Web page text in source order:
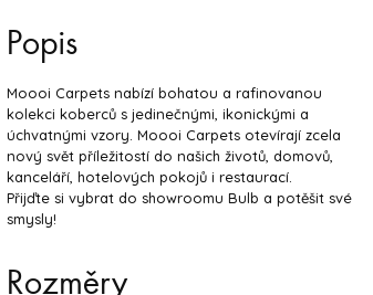
Popis
Moooi Carpets nabízí bohatou a rafinovanou
kolekci koberců s jedinečnými, ikonickými a
úchvatnými vzory. Moooi Carpets otevírají zcela
nový svět příležitostí do našich životů, domovů,
kanceláří, hotelových pokojů i restaurací.
Přijďte si vybrat do showroomu Bulb a potěšit své
smysly!
Rozměry